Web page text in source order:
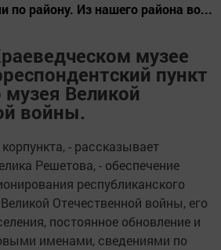
по району. Из нашего района во...
музее
пункт
музея Великой
войны.
- рассказывает
Решетова, - обеспечение
республиканского
Отечественной войны, его
постоянное обновление и
именами, сведениями по